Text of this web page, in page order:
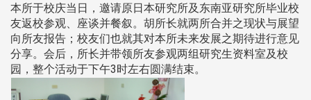
本所于校庆当日，邀请原日本研究所及东南亚研究所毕业校
友返校参观、座谈并餐叙。胡所长就两所合并之现状与展望
向所友报告；校友们也就其对本所未来发展之期待进行意见
分享。会后，所长并带领所友参观两组研究生资料室及校
园，整个活动于下午3时左右圆满结束。